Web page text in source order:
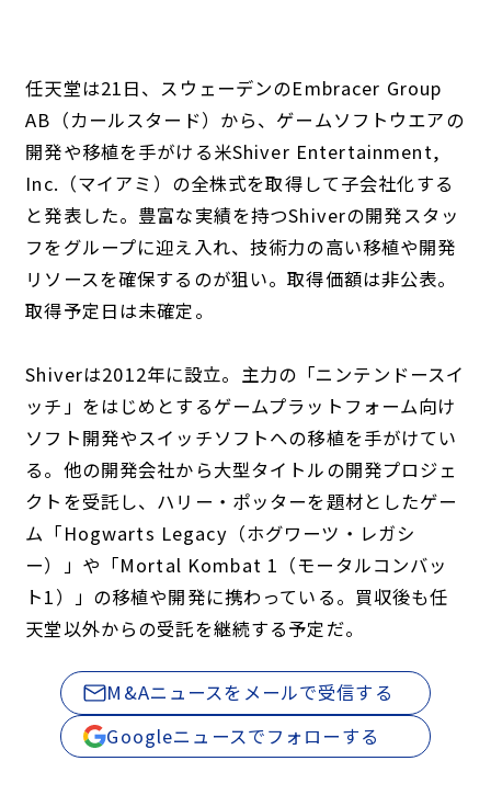
任天堂は21日、スウェーデンのEmbracer Group
AB（カールスタード）から、ゲームソフトウエアの
開発や移植を手がける米Shiver Entertainment,
Inc.（マイアミ）の全株式を取得して子会社化する
と発表した。豊富な実績を持つShiverの開発スタッ
フをグループに迎え入れ、技術力の高い移植や開発
リソースを確保するのが狙い。取得価額は非公表。
取得予定日は未確定。
Shiverは2012年に設立。主力の「ニンテンドースイ
ッチ」をはじめとするゲームプラットフォーム向け
ソフト開発やスイッチソフトへの移植を手がけてい
る。他の開発会社から大型タイトルの開発プロジェ
クトを受託し、ハリー・ポッターを題材としたゲー
ム「Hogwarts Legacy（ホグワーツ・レガシ
ー）」や「Mortal Kombat 1（モータルコンバッ
ト1）」の移植や開発に携わっている。買収後も任
天堂以外からの受託を継続する予定だ。
M&Aニュースをメールで受信する
Googleニュースでフォローする